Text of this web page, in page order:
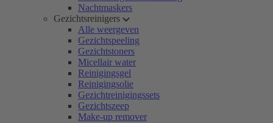
Nachtmaskers
Gezichtsreinigers
Alle weergeven
Gezichtspeeling
Gezichtstoners
Micellair water
Reinigingsgel
Reinigingsolie
Gezichtreinigingssets
Gezichtszeep
Make-up remover